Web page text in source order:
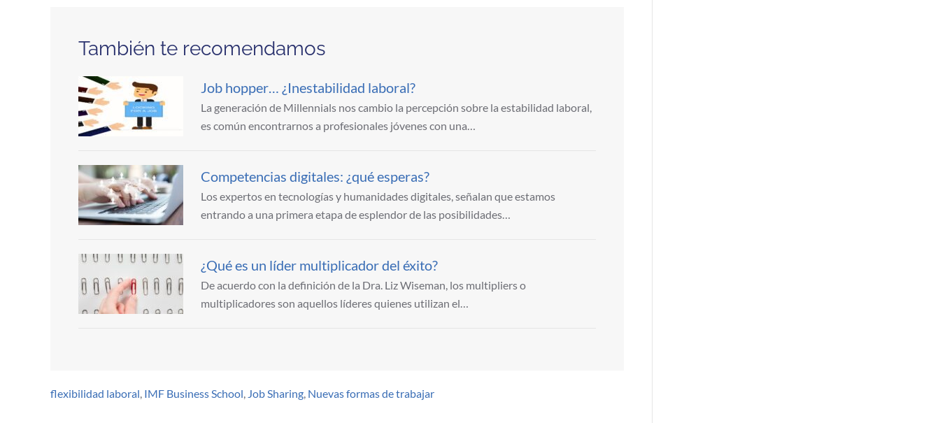
También te recomendamos
Job hopper… ¿Inestabilidad laboral?
La generación de Millennials nos cambio la percepción sobre la estabilidad laboral,
es común encontrarnos a profesionales jóvenes con una…
Competencias digitales: ¿qué esperas?
Los expertos en tecnologías y humanidades digitales, señalan que estamos
entrando a una primera etapa de esplendor de las posibilidades…
¿Qué es un líder multiplicador del éxito?
De acuerdo con la definición de la Dra. Liz Wiseman, los multipliers o
multiplicadores son aquellos líderes quienes utilizan el…
flexibilidad laboral, IMF Business School, Job Sharing, Nuevas formas de trabajar